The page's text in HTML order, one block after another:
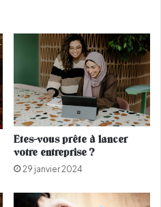
Etes-vous prête à lancer
votre entreprise ?
29 janvier 2024